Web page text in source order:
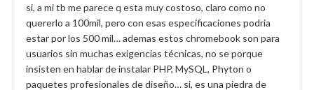
si, a mi tb me parece q esta muy costoso, claro como no
quererlo a 100mil, pero con esas especificaciones podria
estar por los 500 mil… ademas estos chromebook son para
usuarios sin muchas exigencias técnicas, no se porque
insisten en hablar de instalar PHP, MySQL, Phyton o
paquetes profesionales de diseño… si, es una piedra de